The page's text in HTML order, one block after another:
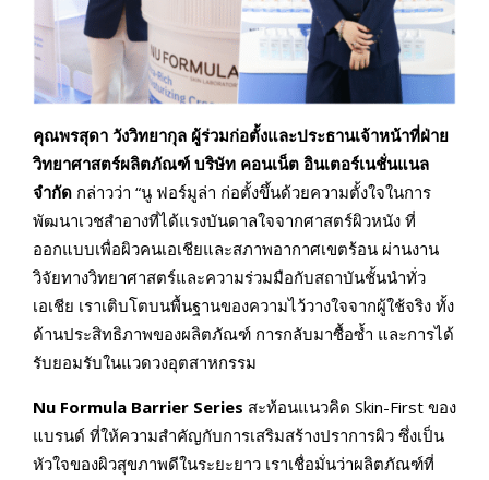
คุณพรสุดา วังวิทยากุล ผู้ร่วมก่อตั้งและประธานเจ้าหน้าที่ฝ่าย
วิทยาศาสตร์ผลิตภัณฑ์ บริษัท คอนเน็ต อินเตอร์เนชั่นแนล
จำกัด กล่าวว่า “นู ฟอร์มูล่า ก่อตั้งขึ้นด้วยความตั้งใจในการ
พัฒนาเวชสำอางที่ได้แรงบันดาลใจจากศาสตร์ผิวหนัง ที่
ออกแบบเพื่อผิวคนเอเชียและสภาพอากาศเขตร้อน ผ่านงาน
วิจัยทางวิทยาศาสตร์และความร่วมมือกับสถาบันชั้นนำทั่ว
เอเชีย เราเติบโตบนพื้นฐานของความไว้วางใจจากผู้ใช้จริง ทั้ง
ด้านประสิทธิภาพของผลิตภัณฑ์ การกลับมาซื้อซ้ำ และการได้
รับยอมรับในแวดวงอุตสาหกรรม
Nu Formula Barrier Series สะท้อนแนวคิด Skin-First ของ
แบรนด์ ที่ให้ความสำคัญกับการเสริมสร้างปราการผิว ซึ่งเป็น
หัวใจของผิวสุขภาพดีในระยะยาว เราเชื่อมั่นว่าผลิตภัณฑ์ที่